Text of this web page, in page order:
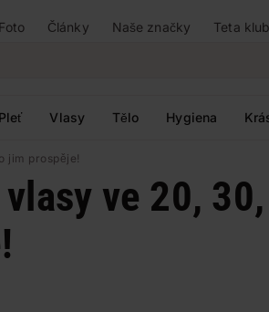
Články Naše značky Teta klub
Pleť Vlasy Tělo Hygiena
jim prospěje!
ve 20,